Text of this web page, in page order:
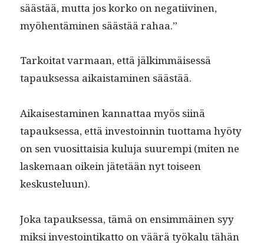
säästää, mut­ta jos korko on negati­ivi­nen,
myöhen­tämi­nen säästää rahaa.”
Tarkoi­tat var­maan, että jälkim­mäisessä
tapauk­ses­sa aikaist­a­mi­nen säästää.
Aikaises­t­a­mi­nen kan­nat­taa myös siinä
tapauk­ses­sa, että investoin­nin tuot­ta­ma hyö­ty
on sen vuosit­taisia kulu­ja suurem­pi (miten ne
laske­maan oikein jätetään nyt toiseen
keskusteluun).
Joka tapauk­ses­sa, tämä on ensim­mäi­nen syy
mik­si investoin­tikat­to on väärä työkalu tähän